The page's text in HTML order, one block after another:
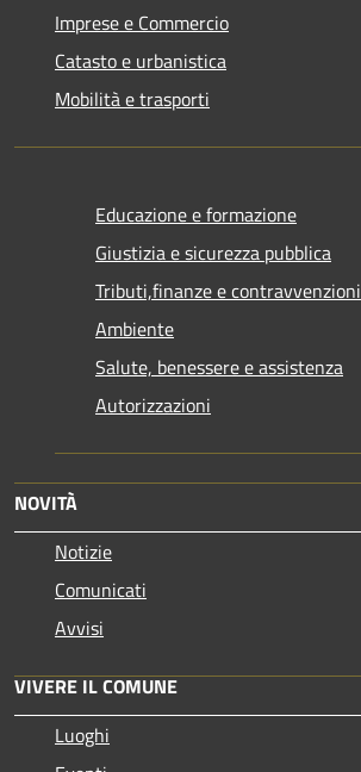
Imprese e Commercio
Catasto e urbanistica
Mobilità e trasporti
Educazione e formazione
Giustizia e sicurezza pubblica
Tributi,finanze e contravvenzioni
Ambiente
Salute, benessere e assistenza
Autorizzazioni
NOVITÀ
Notizie
Comunicati
Avvisi
VIVERE IL COMUNE
Luoghi